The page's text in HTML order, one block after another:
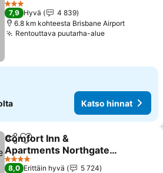
3 Tähtiluokitus
7,9 Hyvä
4 839
6.8 km kohteesta Brisbane Airport
Rentouttava puutarha-alue
Katso hinnat
Jaa Lisää suosikkeihin
Comfort Inn &
Apartments Northgate
Airport
4 Tähtiluokitus
8,0 Erittäin hyvä
5 724